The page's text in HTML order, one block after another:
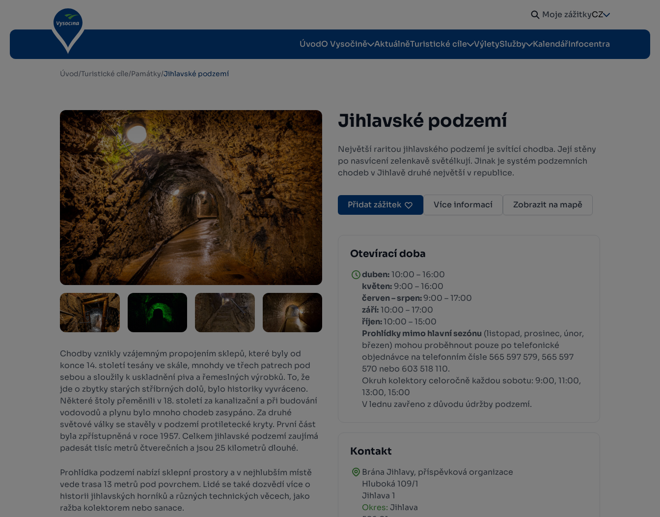
Moje zážitkyCZ
ÚvodO Vysočině AktuálněTuristické cíle VýletySlužby KalendářInfocentra
Úvod/Turistické cíle/Památky/Jihlavské podzemí
Jihlavské podzemí
Největší raritou jihlavského podzemí je svítící chodba. Její stěny
po nasvícení zelenkavě světélkují. Jinak je systém podzemních
chodeb v Jihlavě druhé největší v republice.
Přidat zážitek Více informací Zobrazit na mapě
Otevírací doba
duben: 10:00 – 16:00
květen: 9:00 – 16:00
červen – srpen:9:00 – 17:00
září: 10:00 – 17:00
říjen:10:00 – 15:00
Prohlídky mimo hlavní sezónu (listopad, prosinec, únor,
březen) mohou proběhnout pouze po telefonické
objednávce na telefonním čísle 565 597 579, 565 597
570 nebo 603 518 110.
Okruh kolektory celoročně každou sobotu: 9:00, 11:00,
13:00, 15:00
V lednu zavřeno z důvodu údržby podzemí.
Kontakt
Brána Jihlavy, příspěvková organizace
Hluboká 109/1
Jihlava 1
Okres: Jihlava
Chodby vznikly vzájemným propojením sklepů, které byly od
konce 14. století tesány ve skále, mnohdy ve třech patrech pod
sebou a sloužily k uskladnění piva a řemeslných výrobků. To, že
jde o zbytky starých stříbrných dolů, bylo historiky vyvráceno.
Některé štoly přeměnili v 18. století za kanalizační a při budování
vodovodů a plynu bylo mnoho chodeb zasypáno. Za druhé
světové války se stavěly v podzemí protiletecké kryty. První část
byla zpřístupněná v roce 1957. Celkem jihlavské podzemí zaujímá
padesát tisíc metrů čtverečních a jsou 25 kilometrů dlouhé.
Prohlídka podzemí nabízí sklepní prostory a v nejhlubším místě
vede trasa 13 metrů pod povrchem. Lidé se také dozvědí více o
historii jihlavských horníků a různých technických věcech, jako
ražba kolektorem nebo sanace.